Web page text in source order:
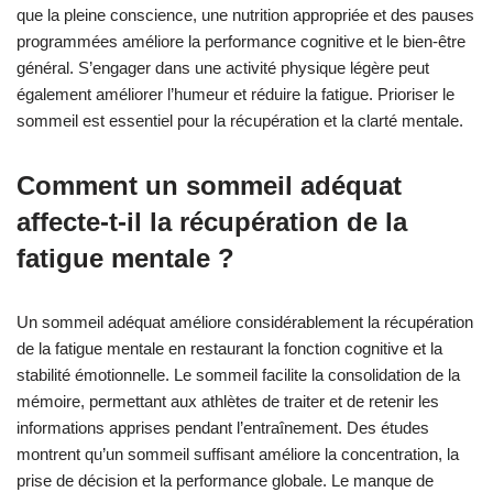
que la pleine conscience, une nutrition appropriée et des pauses
programmées améliore la performance cognitive et le bien-être
général. S’engager dans une activité physique légère peut
également améliorer l’humeur et réduire la fatigue. Prioriser le
sommeil est essentiel pour la récupération et la clarté mentale.
Comment un sommeil adéquat
affecte-t-il la récupération de la
fatigue mentale ?
Un sommeil adéquat améliore considérablement la récupération
de la fatigue mentale en restaurant la fonction cognitive et la
stabilité émotionnelle. Le sommeil facilite la consolidation de la
mémoire, permettant aux athlètes de traiter et de retenir les
informations apprises pendant l’entraînement. Des études
montrent qu’un sommeil suffisant améliore la concentration, la
prise de décision et la performance globale. Le manque de